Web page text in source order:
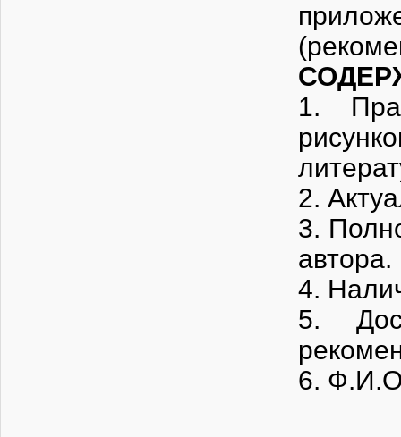
1.
2.
3.
автора.
4.
5.
6.